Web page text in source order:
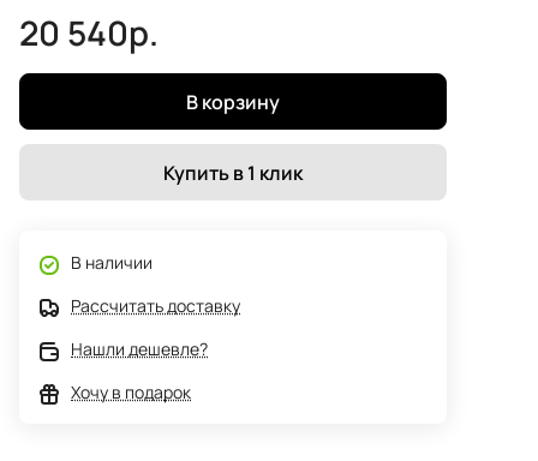
20 540р.
В корзину
Купить в 1 клик
В наличии
Рассчитать доставку
Нашли дешевле?
Хочу в подарок